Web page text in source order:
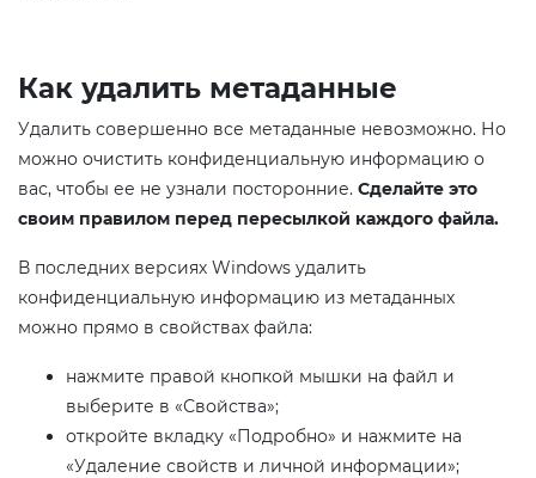
Как удалить метаданные
Удалить совершенно все метаданные невозможно. Но
можно очистить конфиденциальную информацию о
вас, чтобы ее не узнали посторонние. Сделайте это
своим правилом перед пересылкой каждого файла.
В последних версиях Windows удалить
конфиденциальную информацию из метаданных
можно прямо в свойствах файла:
нажмите правой кнопкой мышки на файл и
выберите в «Свойства»;
откройте вкладку «Подробно» и нажмите на
«Удаление свойств и личной информации»;